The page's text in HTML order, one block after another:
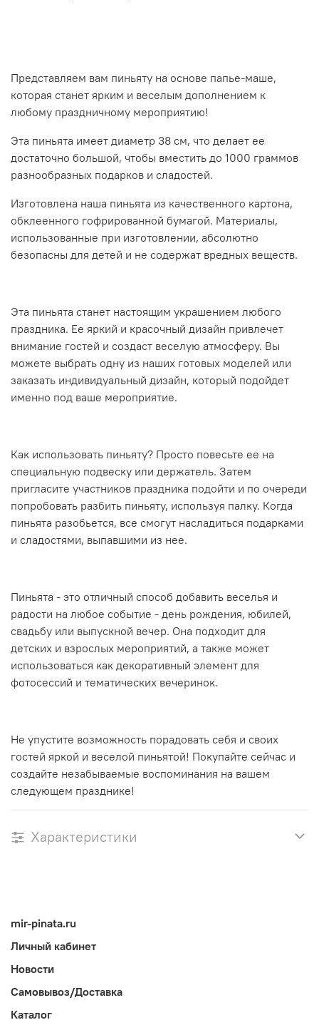
Представляем вам пиньяту на основе папье-маше,
которая станет ярким и веселым дополнением к
любому праздничному мероприятию!
Эта пиньята имеет диаметр 38 см, что делает ее
достаточно большой, чтобы вместить до 1000 граммов
разнообразных подарков и сладостей.
Изготовлена наша пиньята из качественного картона,
обклеенного гофрированной бумагой. Материалы,
использованные при изготовлении, абсолютно
безопасны для детей и не содержат вредных веществ.
Эта пиньята станет настоящим украшением любого
праздника. Ее яркий и красочный дизайн привлечет
внимание гостей и создаст веселую атмосферу. Вы
можете выбрать одну из наших готовых моделей или
заказать индивидуальный дизайн, который подойдет
именно под ваше мероприятие.
Как использовать пиньяту? Просто повесьте ее на
специальную подвеску или держатель. Затем
пригласите участников праздника подойти и по очереди
попробовать разбить пиньяту, используя палку. Когда
пиньята разобьется, все смогут насладиться подарками
и сладостями, выпавшими из нее.
Пиньята - это отличный способ добавить веселья и
радости на любое событие - день рождения, юбилей,
свадьбу или выпускной вечер. Она подходит для
детских и взрослых мероприятий, а также может
использоваться как декоративный элемент для
фотосессий и тематических вечеринок.
Не упустите возможность порадовать себя и своих
гостей яркой и веселой пиньятой! Покупайте сейчас и
создайте незабываемые воспоминания на вашем
следующем празднике!
Характеристики
mir-pinata.ru
Личный кабинет
Новости
Самовывоз/Доставка
Каталог